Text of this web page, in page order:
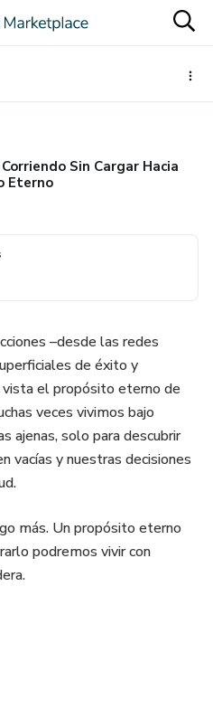
Corriendo Sin Cargar Hacia
Eterno
–desde las redes
de éxito y
el propósito eterno de
veces vivimos bajo
ajenas, solo para descubrir
vacías y nuestras decisiones
más. Un propósito eterno
podremos vivir con
de Dios para
de los distractores